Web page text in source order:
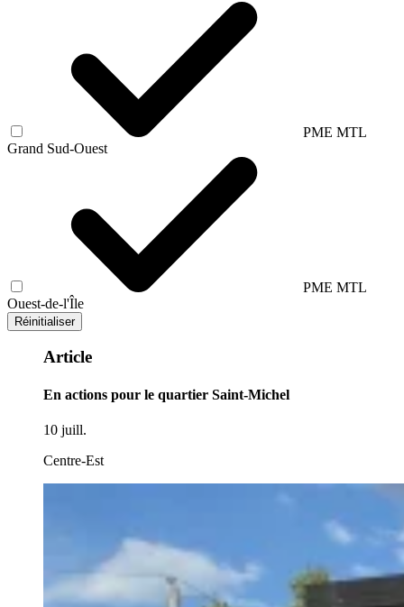
PME MTL
Grand Sud-Ouest
PME MTL
Ouest-de-l'Île
Réinitialiser
Article
En actions pour le quartier Saint-Michel
10 juill.
Centre-Est